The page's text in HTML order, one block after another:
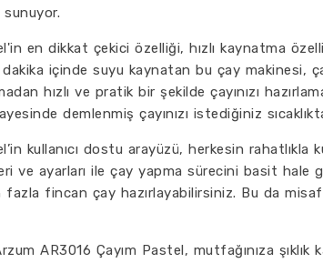
en dikkat çekici özelliği, hızlı kaynatma
dakika içinde suyu kaynatan bu çay makinesi,
hızlı ve pratik bir şekilde çayınızı
demlenmiş çayınızı istediğiniz
kullanıcı dostu arayüzü, herkesin rahatlıkla
ve ayarları ile çay yapma sürecini basit hale
fincan çay hazırlayabilirsiniz. Bu da
AR3016 Çayım Pastel, mutfağınıza şıklık